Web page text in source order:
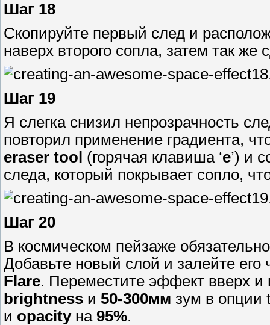
Шаг 18
Скопируйте первый след и
наверх второго сопла, затем так же
Шаг 19
Я слегка снизил непрозрачность
повторил применение градиента,
eraser tool (горячая клавиша ‘e’) и
следа, который покрывает сопло,
Шаг 20
В космическом пейзаже
Добавьте новый слой и залейте
Flare. Переместите эффект вверх и
brightness и 50-300мм зум в опции
и opacityна 95%.